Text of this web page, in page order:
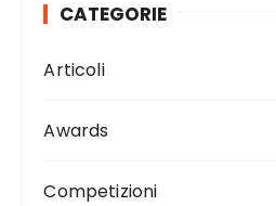
CATEGORIE
Articoli
Awards
Competizioni